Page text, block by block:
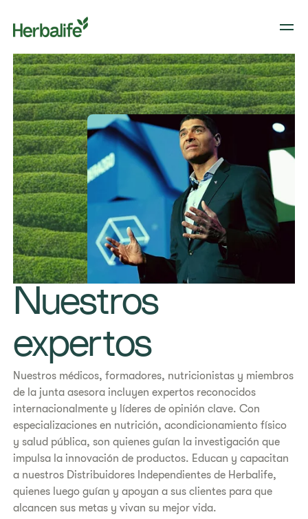
Nuestros
expertos
Nuestros médicos, formadores, nutricionistas y miembros
de la junta asesora incluyen expertos reconocidos
internacionalmente y líderes de opinión clave. Con
especializaciones en nutrición, acondicionamiento físico
y salud pública, son quienes guían la investigación que
impulsa la innovación de productos. Educan y capacitan
a nuestros Distribuidores Independientes de Herbalife,
quienes luego guían y apoyan a sus clientes para que
alcancen sus metas y vivan su mejor vida.